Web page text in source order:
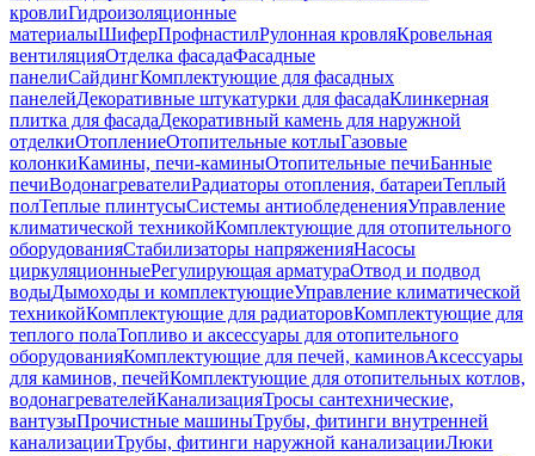
кровлиГидроизоляционные
материалыШиферПрофнастилРулонная кровляКровельная
вентиляцияОтделка фасадаФасадные
панелиСайдингКомплектующие для фасадных
панелейДекоративные штукатурки для фасадаКлинкерная
плитка для фасадаДекоративный камень для наружной
отделкиОтоплениеОтопительные котлыГазовые
колонкиКамины, печи-каминыОтопительные печиБанные
печиВодонагревателиРадиаторы отопления, батареиТеплый
полТеплые плинтусыСистемы антиобледененияУправление
климатической техникойКомплектующие для отопительного
оборудованияСтабилизаторы напряженияНасосы
циркуляционныеРегулирующая арматураОтвод и подвод
водыДымоходы и комплектующиеУправление климатической
техникойКомплектующие для радиаторовКомплектующие для
теплого полаТопливо и аксессуары для отопительного
оборудованияКомплектующие для печей, каминовАксессуары
для каминов, печейКомплектующие для отопительных котлов,
водонагревателейКанализацияТросы сантехнические,
вантузыПрочистные машиныТрубы, фитинги внутренней
канализацииТрубы, фитинги наружной канализацииЛюки